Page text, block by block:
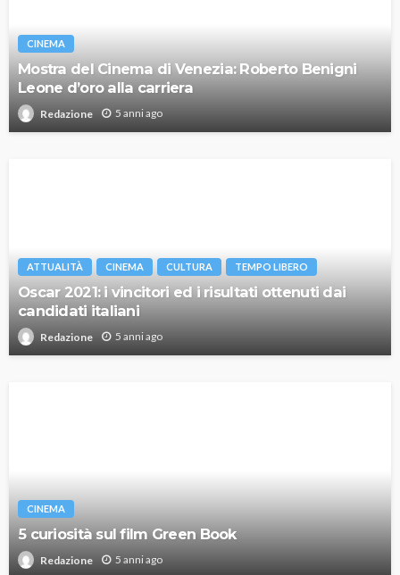
CINEMA
Mostra del Cinema di Venezia: Roberto Benigni
Leone d’oro alla carriera
Redazione 5 anni ago
ATTUALITÀ CINEMA CULTURA TEMPO LIBERO
Oscar 2021: i vincitori ed i risultati ottenuti dai
candidati italiani
Redazione 5 anni ago
CINEMA
5 curiosità sul film Green Book
Redazione 5 anni ago